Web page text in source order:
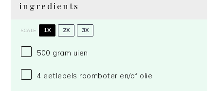
ingredients
SCALE 1X 2X 3X
500 gram uien
4 eetlepels roomboter en/of olie